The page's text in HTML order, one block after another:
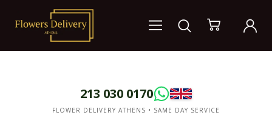
213 030 0170
FLOWER DELIVERY ATHENS • SAME DAY SERVICE